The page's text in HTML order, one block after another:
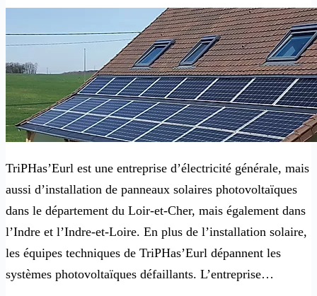
TriPHas’Eurl est une entreprise d’électricité générale, mais
aussi d’installation de panneaux solaires photovoltaïques
dans le département du Loir-et-Cher, mais également dans
l’Indre et l’Indre-et-Loire. En plus de l’installation solaire,
les équipes techniques de TriPHas’Eurl dépannent les
systèmes photovoltaïques défaillants. L’entreprise…